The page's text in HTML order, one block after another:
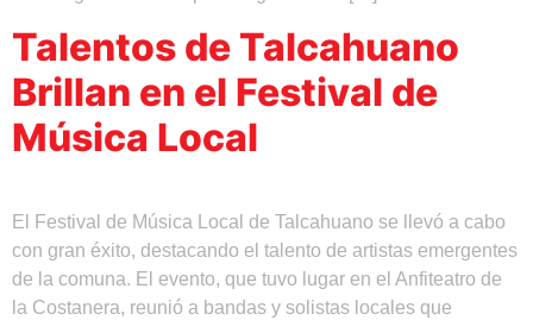
Talentos de Talcahuano
Brillan en el Festival de
Música Local
El Festival de Música Local de Talcahuano se llevó a cabo
con gran éxito, destacando el talento de artistas emergentes
de la comuna. El evento, que tuvo lugar en el Anfiteatro de
la Costanera, reunió a bandas y solistas locales que